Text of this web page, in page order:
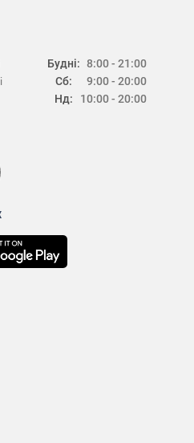
Будні:
Сб:
Нд:
8:00 - 21:00
9:00 - 20:00
10:00 - 20:00